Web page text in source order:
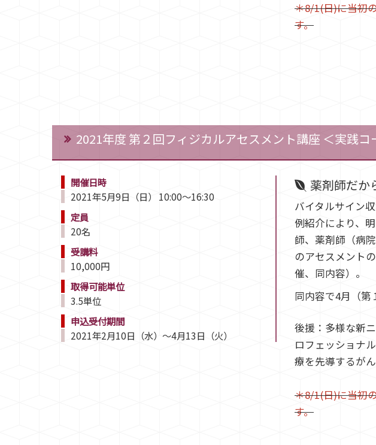
＊8/1(日)に当初
す。
2021年度 第２回フィジカルアセスメント講座 ＜実践
開催日時
2021年5月9日（日） 10:00～16:30
定員
20名
受講料
10,000円
取得可能単位
3.5単位
申込受付期間
2021年2月10日（水）～4月13日（火）
薬剤師だか
バイタルサイン
例紹介により、
師、薬剤師（病
のアセスメント
催、同内容）。
同内容で4月（第
後援：多様な新
ロフェッショナ
療を先導するが
＊8/1(日)に当初
す。